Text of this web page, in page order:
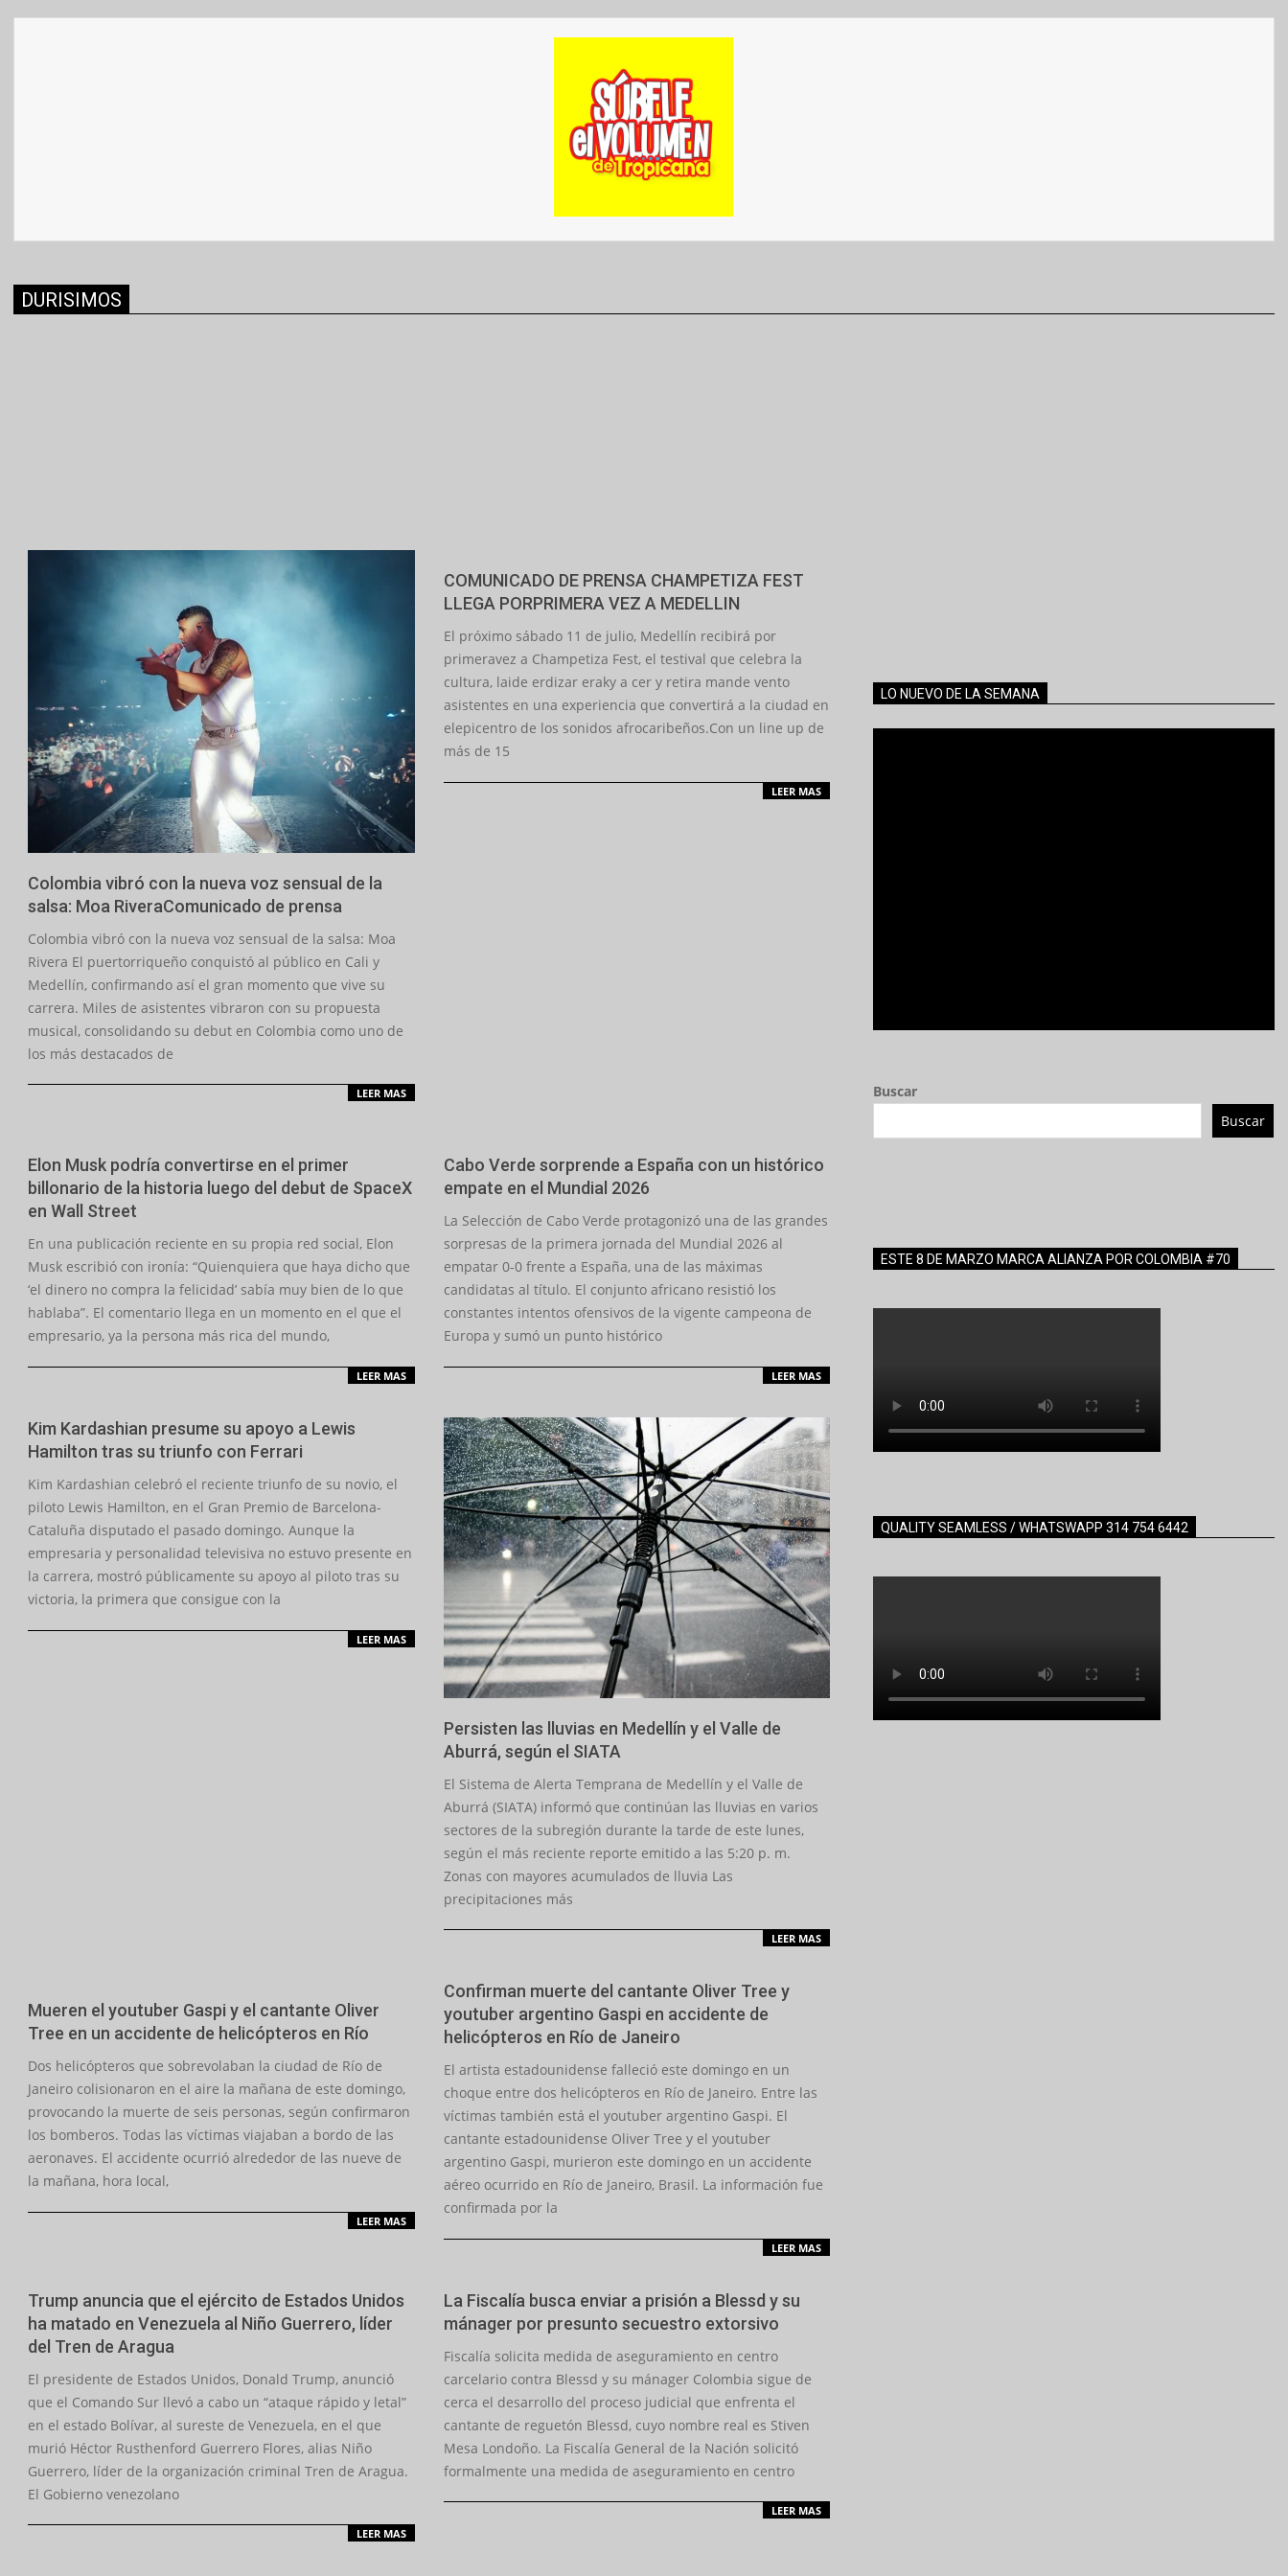
DURISIMOS
Colombia vibró con la nueva voz sensual de la
salsa: Moa RiveraComunicado de prensa
Colombia vibró con la nueva voz sensual de la salsa: Moa
Rivera El puertorriqueño conquistó al público en Cali y
Medellín, confirmando así el gran momento que vive su
carrera. Miles de asistentes vibraron con su propuesta
musical, consolidando su debut en Colombia como uno de
los más destacados de
LEER MAS
COMUNICADO DE PRENSA CHAMPETIZA FEST
LLEGA PORPRIMERA VEZ A MEDELLIN
06-
16
El próximo sábado 11 de julio, Medellín recibirá por
primeravez a Champetiza Fest, el testival que celebra la
cultura, laide erdizar eraky a cer y retira mande vento
asistentes en una experiencia que convertirá a la ciudad en
elepicentro de los sonidos afrocaribeños.Con un line up de
más de 15
LEER MAS
Elon Musk podría convertirse en el primer
billonario de la historia luego del debut de SpaceX
en Wall Street
En una publicación reciente en su propia red social, Elon
Musk escribió con ironía: “Quienquiera que haya dicho que
‘el dinero no compra la felicidad’ sabía muy bien de lo que
hablaba”. El comentario llega en un momento en el que el
empresario, ya la persona más rica del mundo,
LEER MAS
Cabo Verde sorprende a España con un histórico
empate en el Mundial 2026
La Selección de Cabo Verde protagonizó una de las grandes
sorpresas de la primera jornada del Mundial 2026 al
empatar 0-0 frente a España, una de las máximas
candidatas al título. El conjunto africano resistió los
constantes intentos ofensivos de la vigente campeona de
Europa y sumó un punto histórico
LEER MAS
Kim Kardashian presume su apoyo a Lewis
Hamilton tras su triunfo con Ferrari
16
Kim Kardashian celebró el reciente triunfo de su novio, el
piloto Lewis Hamilton, en el Gran Premio de Barcelona-
Cataluña disputado el pasado domingo. Aunque la
empresaria y personalidad televisiva no estuvo presente en
la carrera, mostró públicamente su apoyo al piloto tras su
victoria, la primera que consigue con la
LEER MAS
Persisten las lluvias en Medellín y el Valle de
Aburrá, según el SIATA
El Sistema de Alerta Temprana de Medellín y el Valle de
Aburrá (SIATA) informó que continúan las lluvias en varios
sectores de la subregión durante la tarde de este lunes,
según el más reciente reporte emitido a las 5:20 p. m.
Zonas con mayores acumulados de lluvia Las
precipitaciones más
LEER MAS
Mueren el youtuber Gaspi y el cantante Oliver
Tree en un accidente de helicópteros en Río
14
Dos helicópteros que sobrevolaban la ciudad de Río de
Janeiro colisionaron en el aire la mañana de este domingo,
provocando la muerte de seis personas, según confirmaron
los bomberos. Todas las víctimas viajaban a bordo de las
aeronaves. El accidente ocurrió alrededor de las nueve de
la mañana, hora local,
LEER MAS
Confirman muerte del cantante Oliver Tree y
youtuber argentino Gaspi en accidente de
helicópteros en Río de Janeiro
El artista estadounidense falleció este domingo en un
choque entre dos helicópteros en Río de Janeiro. Entre las
víctimas también está el youtuber argentino Gaspi. El
cantante estadounidense Oliver Tree y el youtuber
argentino Gaspi, murieron este domingo en un accidente
aéreo ocurrido en Río de Janeiro, Brasil. La información fue
confirmada por la
LEER MAS
Trump anuncia que el ejército de Estados Unidos
ha matado en Venezuela al Niño Guerrero, líder
del Tren de Aragua
06-
13
El presidente de Estados Unidos, Donald Trump, anunció
que el Comando Sur llevó a cabo un “ataque rápido y letal”
en el estado Bolívar, al sureste de Venezuela, en el que
murió Héctor Rusthenford Guerrero Flores, alias Niño
Guerrero, líder de la organización criminal Tren de Aragua.
El Gobierno venezolano
LEER MAS
La Fiscalía busca enviar a prisión a Blessd y su
mánager por presunto secuestro extorsivo
Fiscalía solicita medida de aseguramiento en centro
carcelario contra Blessd y su mánager Colombia sigue de
cerca el desarrollo del proceso judicial que enfrenta el
cantante de reguetón Blessd, cuyo nombre real es Stiven
Mesa Londoño. La Fiscalía General de la Nación solicitó
formalmente una medida de aseguramiento en centro
LEER MAS
LO NUEVO DE LA SEMANA
Buscar
Buscar
ESTE 8 DE MARZO MARCA ALIANZA POR COLOMBIA #70
QUALITY SEAMLESS / WHATSWAPP 314 754 6442